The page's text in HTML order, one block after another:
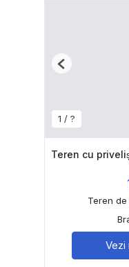
1 / ?
Previous
Teren cu
Teren
Vezi